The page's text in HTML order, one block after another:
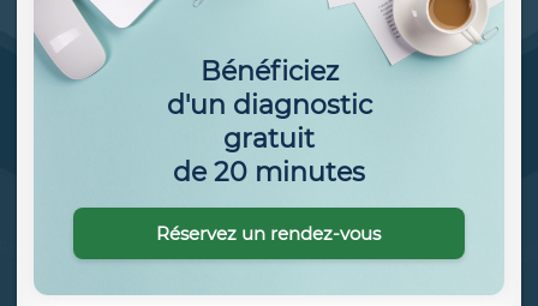
Bénéficiez
d'un diagnostic
gratuit
de 20 minutes
Réservez un rendez-vous